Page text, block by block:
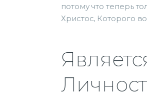
потому что теперь
Христос, Которого